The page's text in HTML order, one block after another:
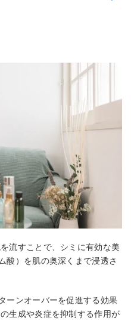
流すことで、シミに有効な美
酸）を肌の奥深くまで浸透さ
ーンオーバーを促進する効果
生成や炎症を抑制する作用が